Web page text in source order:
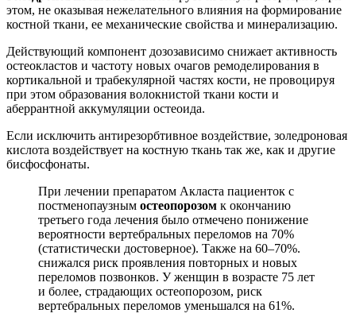
этом, не оказывая нежелательного влияния на формирование
костной ткани, ее механические свойства и минерализацию.
Действующий компонент дозозависимо снижает активность
остеокластов и частоту новых очагов ремоделирования в
кортикальной и трабекулярной частях кости, не провоцируя
при этом образования волокнистой ткани кости и
аберрантной аккумуляции остеоида.
Если исключить антирезорбтивное воздействие, золедроновая
кислота воздействует на костную ткань так же, как и другие
бисфосфонаты.
При лечении препаратом Акласта пациенток с
постменопаузным остеопорозом к окончанию
третьего года лечения было отмечено понижение
вероятности вертебральных переломов на 70%
(статистически достоверное). Также на 60–70%.
снижался риск проявления повторных и новых
переломов позвонков. У женщин в возрасте 75 лет
и более, страдающих остеопорозом, риск
вертебральных переломов уменьшался на 61%.